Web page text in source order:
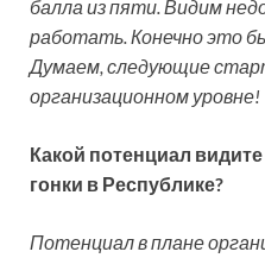
балла из пяти. Видим
работать. Конечно это
Думаем, следующие
организационном уровне!
Какой потенциал
гонки в Республике?
Потенциал в плане